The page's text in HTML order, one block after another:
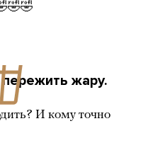
жару.
И кому точно